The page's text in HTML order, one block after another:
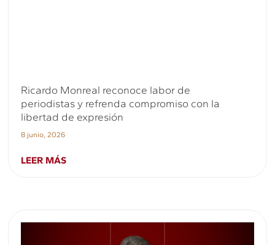
Ricardo Monreal reconoce labor de
periodistas y refrenda compromiso con la
libertad de expresión
8 junio, 2026
LEER MÁS